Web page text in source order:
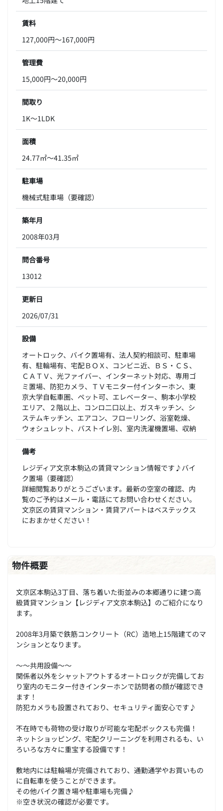
賃料
127,000円～167,000円
管理費
15,000円～20,000円
間取り
1K～1LDK
面積
24.77㎡～41.35㎡
駐車場
機械式駐車場（要確認）
築年月
2008年03月
問合番号
13012
更新日
2026/07/31
設備
オートロック、バイク置場有、法人契約相談可、駐車場
有、駐輪場有、宅配ＢＯＸ、コンビニ近、ＢＳ・ＣＳ、
ＣＡＴＶ、光ファイバー、インターネット対応、専用ゴ
ミ置場、防犯カメラ、ＴＶモニター付インターホン、東
京大学自転車圏、ペット可、エレベーター、駒本小学校
エリア、２階以上、コンロ二口以上、ガスキッチン、シ
ステムキッチン、エアコン、フローリング、浴室乾燥、
ウォシュレット、バストイレ別、室内洗濯機置場、収納
備考
レジディア文京本駒込の賃貸マンション情報です♪バイ
ク置場（要確認）
詳細閲覧ありがとうございます。最新の空室の確認、内
覧のご予約はメール・電話にてお問い合わせください。
文京区の賃貸マンション・賃貸アパートはベステックス
におまかせください！
物件概要
文京区本駒込3丁目、落ち着いた街並みの本郷通りに建つ高
級賃貸マンション【レジディア文京本駒込】のご紹介になり
ます。
2008年3月築で鉄筋コンクリート（RC）造地上15階建てのマ
ンションとなります。
～～共用設備～～
関係者以外をシャットアウトするオートロックが完備してお
り室内のモニター付きインターホンで訪問者の顔が確認でき
ます！
防犯カメラも設置されており、セキュリティ面安心です♪
不在時でも荷物の受け取りが可能な宅配ボックスも完備！
ネットショッピング、宅配クリーニングを利用されるも、い
ろいろな方々に重宝する設備です！
敷地内には駐輪場が完備されており、通勤通学やお買いもの
に自転車を使うことができます。
その他バイク置き場や駐車場も完備♪
※空き状況の確認が必要です。